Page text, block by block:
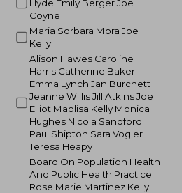
Hyde Emily Berger Joe
Coyne
Maria Sorbara Mora Joe
Kelly
Alison Hawes Caroline
Harris Catherine Baker
Emma Lynch Jan Burchett
Jeanne Willis Jill Atkins Joe
Elliot Maolisa Kelly Monica
Hughes Nicola Sandford
Paul Shipton Sara Vogler
Teresa Heapy
Board On Population Health
And Public Health Practice
Rose Marie Martinez Kelly